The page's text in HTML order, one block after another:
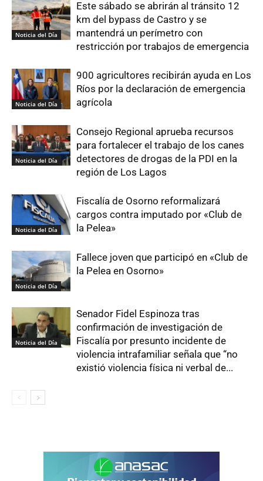
Noticia del Día
Este sábado se abrirán al tránsito 12
km del bypass de Castro y se
mantendrá un perímetro con
restricción por trabajos de emergencia
Noticia del Día
900 agricultores recibirán ayuda en Los
Ríos por la declaración de emergencia
agrícola
Noticia del Día
Consejo Regional aprueba recursos
para fortalecer el trabajo de los canes
detectores de drogas de la PDI en la
región de Los Lagos
Noticia del Día
Fiscalía de Osorno reformalizará
cargos contra imputado por «Club de
la Pelea»
Noticia del Día
Fallece joven que participó en «Club de
la Pelea en Osorno»
Noticia del Día
Senador Fidel Espinoza tras
confirmación de investigación de
Fiscalía por presunto incidente de
violencia intrafamiliar señala que “no
existió violencia física ni verbal de...